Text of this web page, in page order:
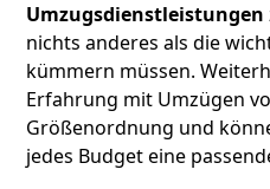
Umzugsdienstleistungen
nichts anderes als die
kümmern müssen.
Erfahrung mit Umzügen
Größenordnung und
jedes Budget eine